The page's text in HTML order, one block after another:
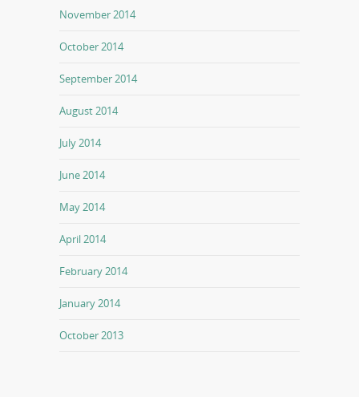
November 2014
October 2014
September 2014
August 2014
July 2014
June 2014
May 2014
April 2014
February 2014
January 2014
October 2013